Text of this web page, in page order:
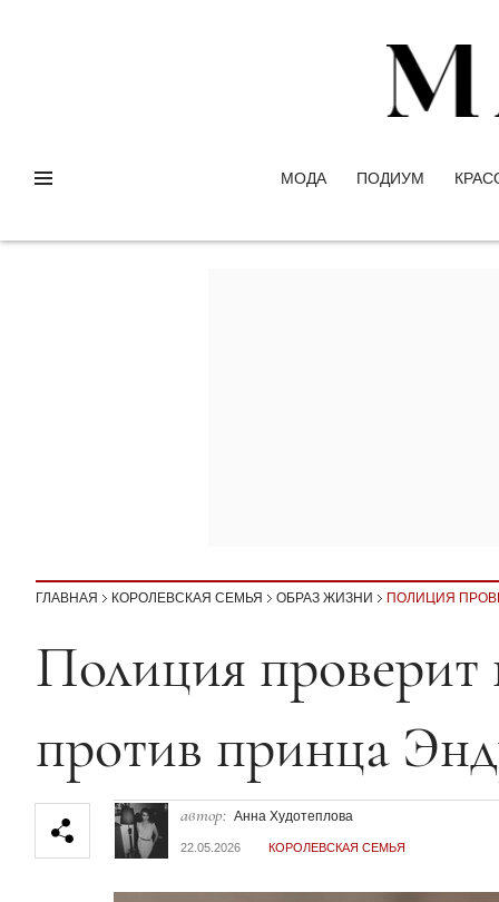
МОДА ПОДИУМ
ГЛАВНАЯ КОРОЛЕВСКАЯ СЕМЬЯ ОБРАЗ ЖИЗНИ ПОЛИЦИЯ
Секция статей
Полиция проверит
против принца
автор: Анна Худотеплова
22.05.2026 КОРОЛЕВСКАЯ СЕМЬЯ